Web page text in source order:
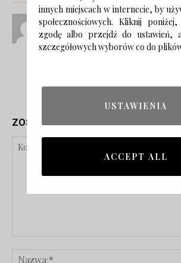
ozdoby świąteczne z
Artystyczne dekoracje z
11 grudnia, 2020 W 7:36 am
[…] Święta Bożego Narodzenia
ZOSTAW ODPOWIEDŹ
innych miejscach w internecie, by
społecznościowych. Kliknij
zgodę albo przejdź do ustawień,
szczegółowych wyborów co do
USTAWIENIA
ACCEPT ALL